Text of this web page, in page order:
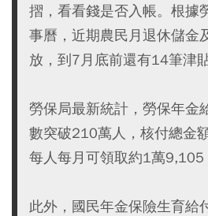
摺，看看錢是否入帳。根據
事曆，近期農民月退休儲金
放，到7月底前還有14筆津
勞保局最新統計，勞保年金
數突破210萬人，核付總金
每人每月可領取約1萬9,105
此外，國民年金保險生育給